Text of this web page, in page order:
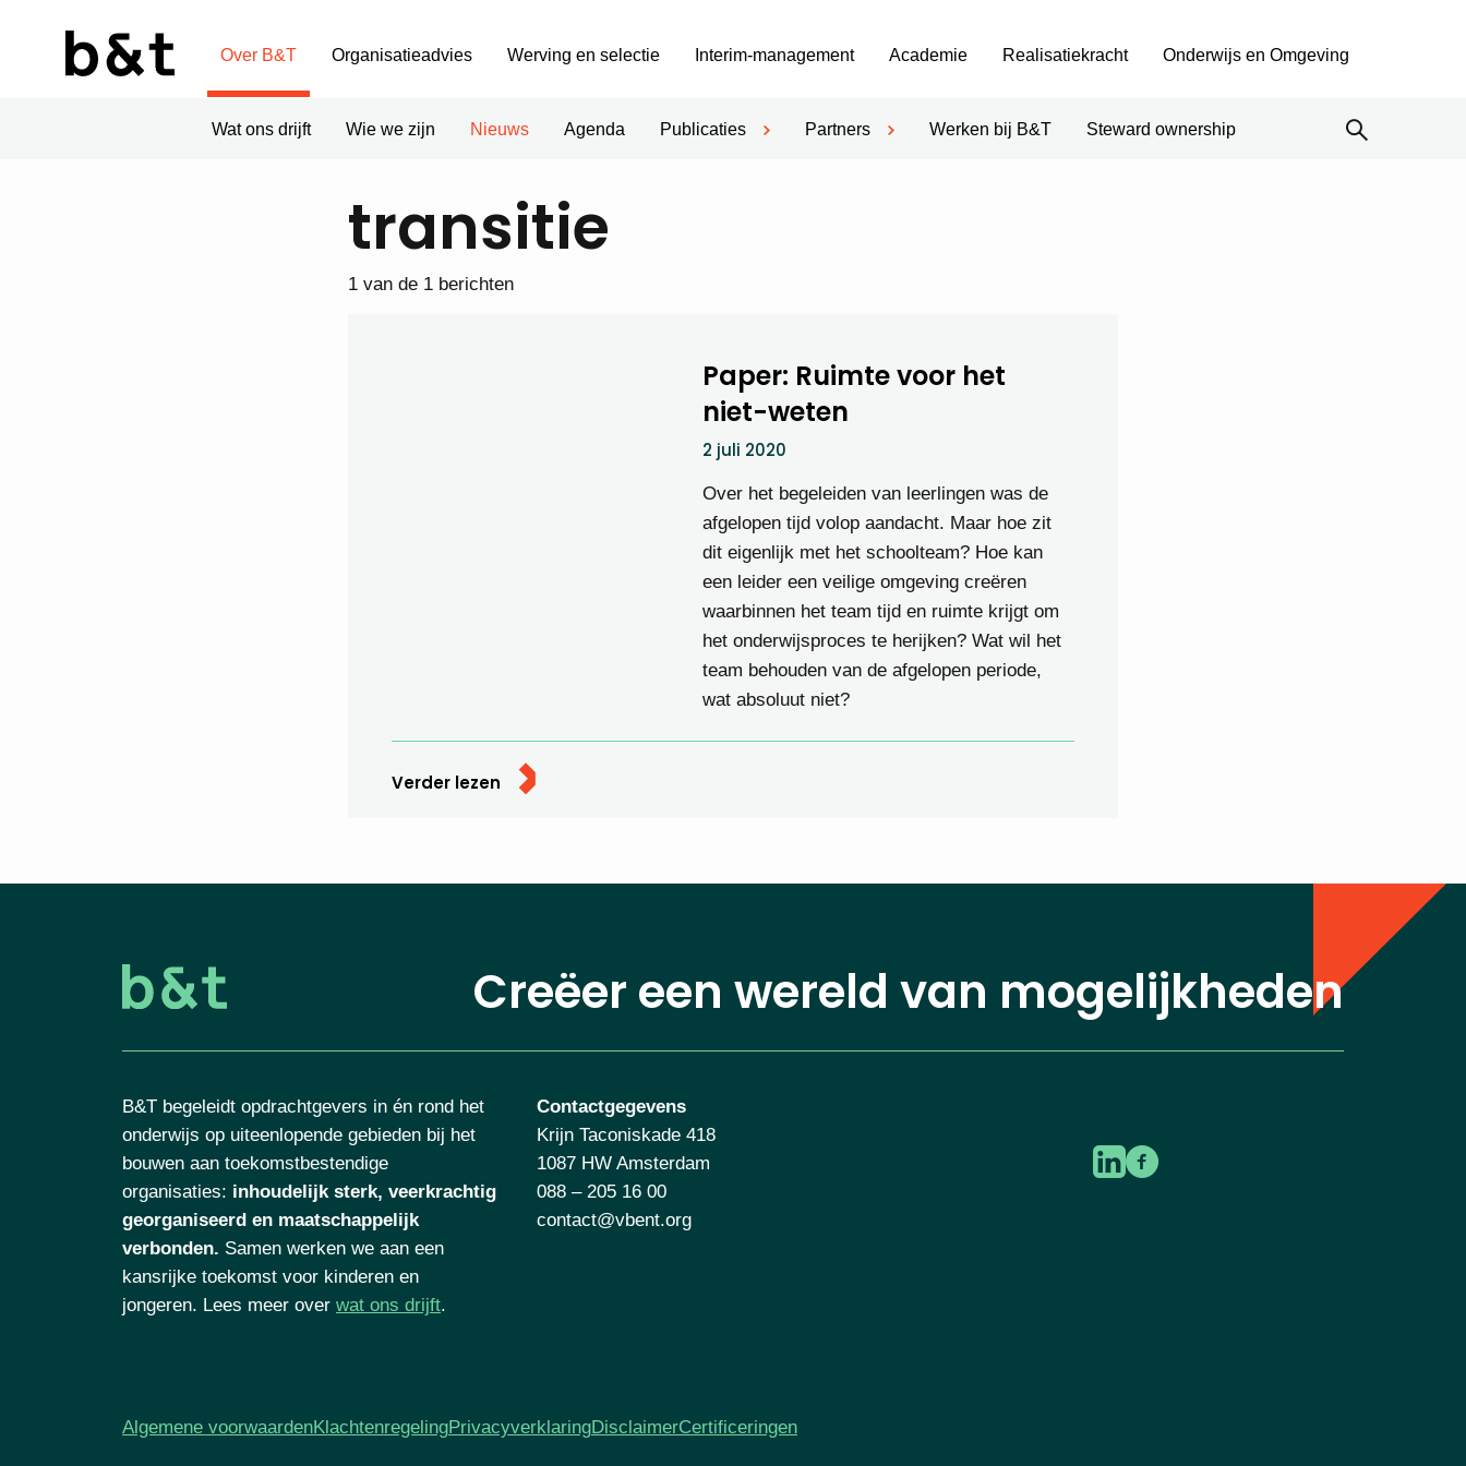
Over B&T
Wat ons drijft Wie we zijn Nieuws Agenda Publicaties Partners Werken bij B&T Steward ownership
Organisatieadvies Werving en selectie Interim-management Academie Realisatiekracht Onderwijs en Omgeving
transitie
1 van de 1 berichten
Paper: Ruimte voor het
niet-weten
2 juli 2020
Over het begeleiden van leerlingen was de
afgelopen tijd volop aandacht. Maar hoe zit
dit eigenlijk met het schoolteam? Hoe kan
een leider een veilige omgeving creëren
waarbinnen het team tijd en ruimte krijgt om
het onderwijsproces te herijken? Wat wil het
team behouden van de afgelopen periode,
wat absoluut niet?
Verder lezen
Creëer een wereld van mogelijkheden
B&T begeleidt opdrachtgevers in én rond het
onderwijs op uiteenlopende gebieden bij het
bouwen aan toekomstbestendige
organisaties: inhoudelijk sterk, veerkrachtig
georganiseerd en maatschappelijk
verbonden. Samen werken we aan een
kansrijke toekomst voor kinderen en
jongeren. Lees meer over wat ons drijft.
Contactgegevens
Krijn Taconiskade 418
1087 HW Amsterdam
088 – 205 16 00
contact@vbent.org
Algemene voorwaardenKlachtenregelingPrivacyverklaringDisclaimerCertificeringen